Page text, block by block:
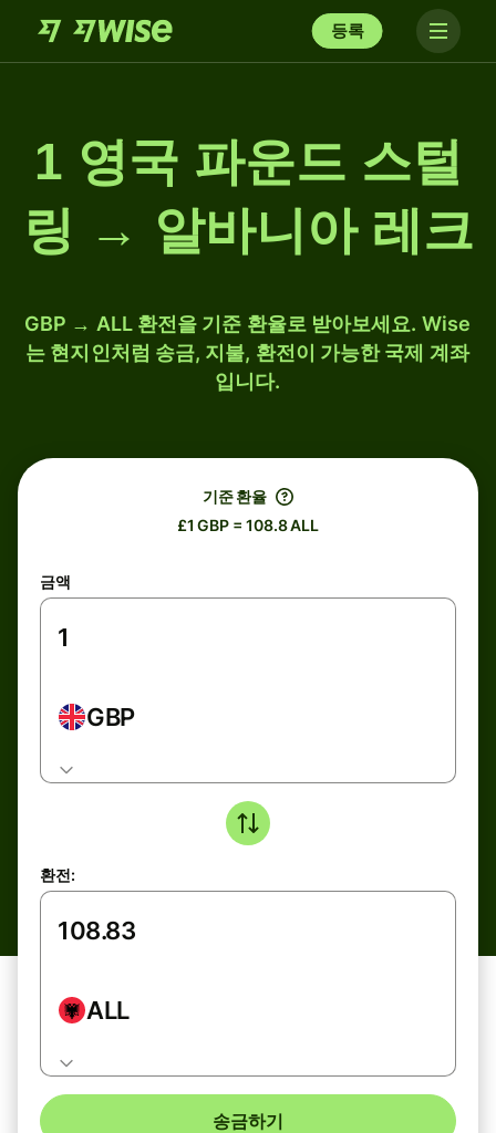
등록
1 영국 파운드 스털
링 → 알바니아 레크
GBP → ALL 환전을 기준 환율로 받아보세요. Wise
는 현지인처럼 송금, 지불, 환전이 가능한 국제 계좌
입니다.
기준 환율
£1 GBP = 108.8 ALL
금액
GBP
환전:
ALL
송금하기